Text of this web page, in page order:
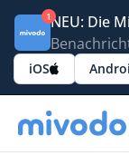
1NEU: Die
iOS